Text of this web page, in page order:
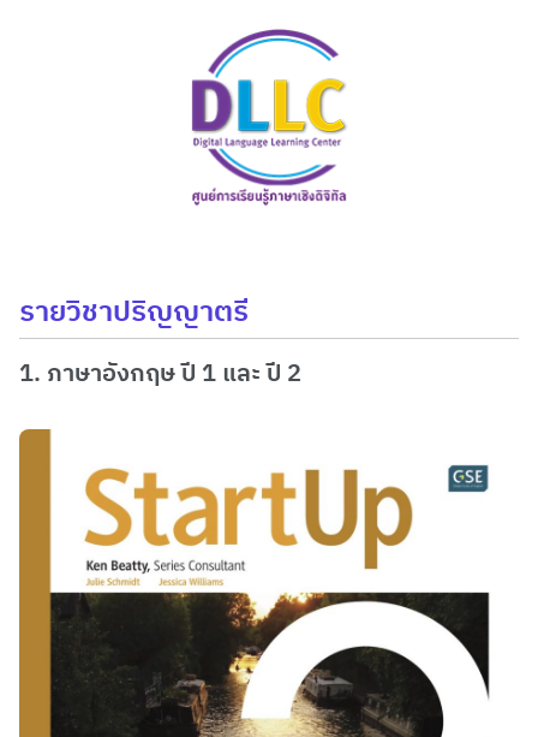
รายวิชาปริญญาตรี
1. ภาษาอังกฤษ ปี 1 และ ปี 2